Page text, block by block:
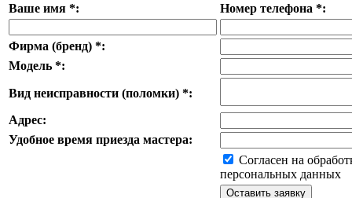
Ваше имя *: Номер телефона *:
Фирма (бренд) *:
Модель *:
Вид неисправности (поломки) *:
Адрес:
Удобное время приезда мастера:
Согласен на
персональных данных